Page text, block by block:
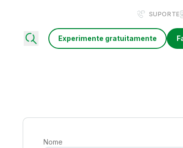
SUPORTE
Experimente gratuitamente
Nome